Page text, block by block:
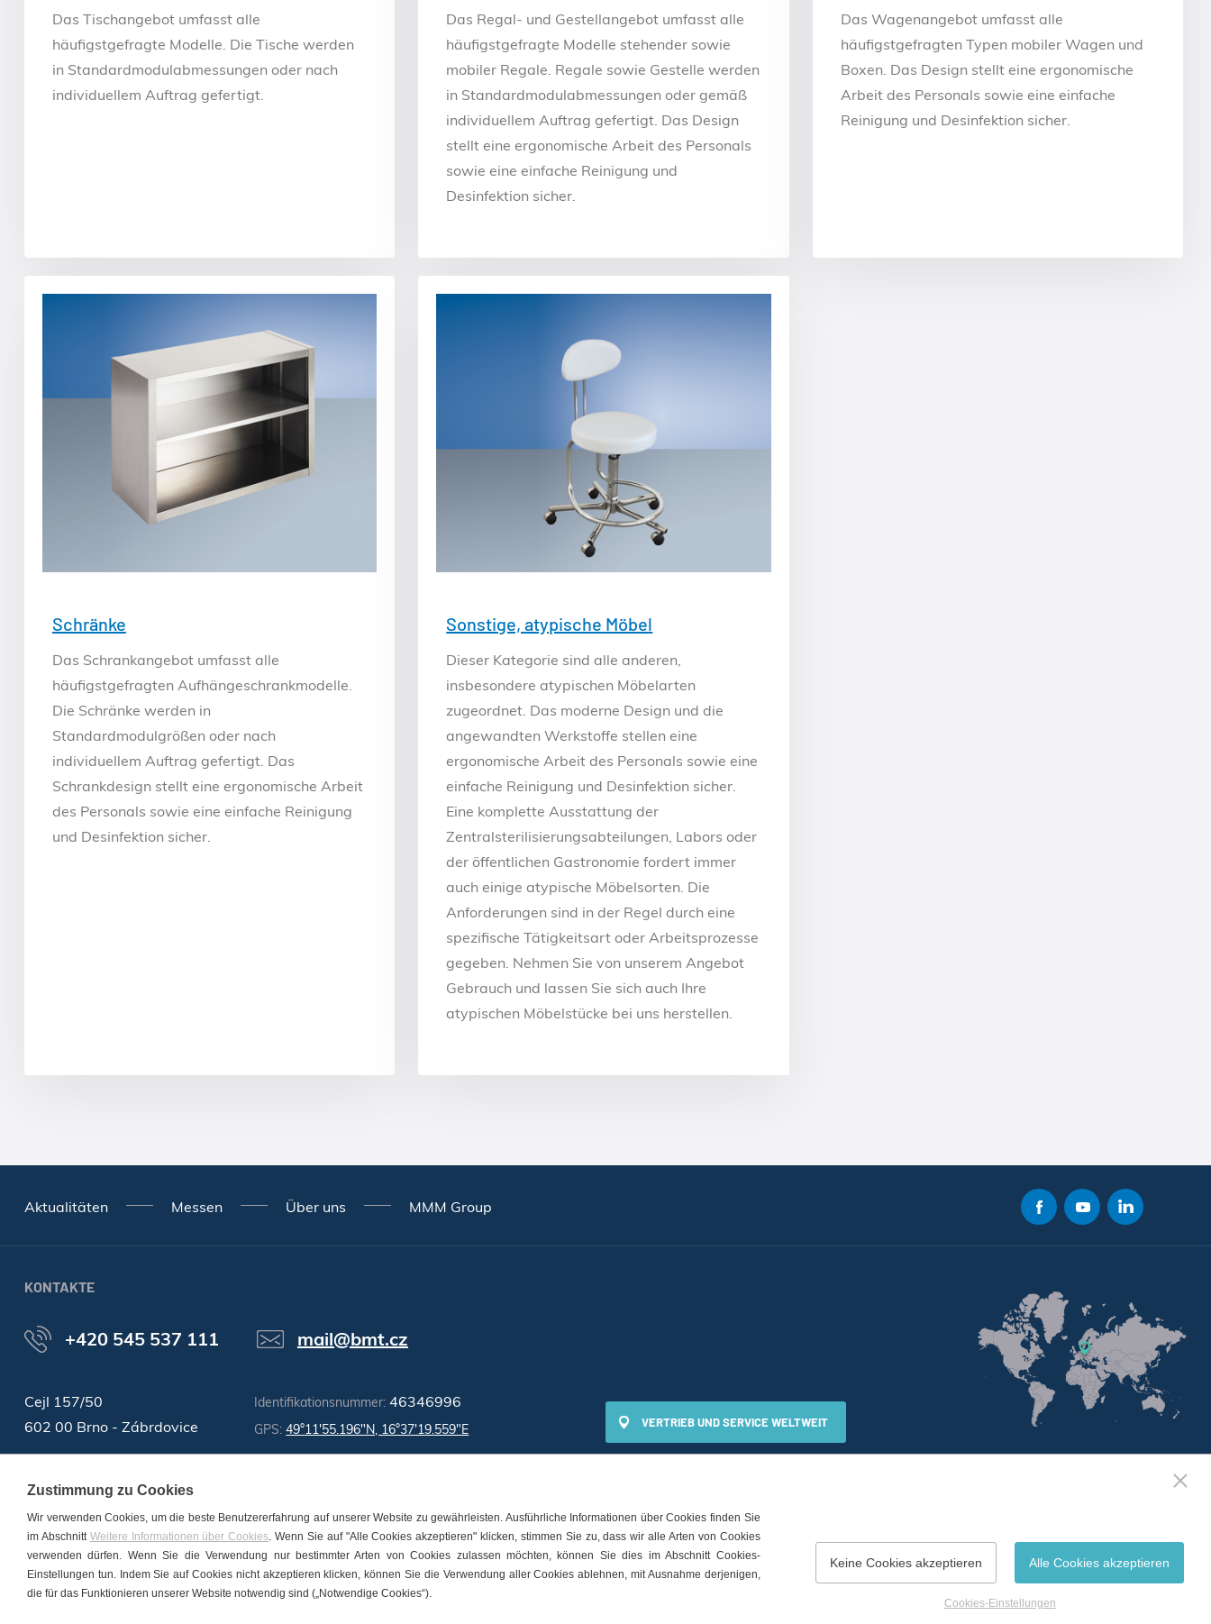
Das Tischangebot umfasst alle
häufigstgefragte Modelle. Die Tische werden
in Standardmodulabmessungen oder nach
individuellem Auftrag gefertigt.
Das Regal- und Gestellangebot umfasst alle
häufigstgefragte Modelle stehender sowie
mobiler Regale. Regale sowie Gestelle werden
in Standardmodulabmessungen oder gemäß
individuellem Auftrag gefertigt. Das Design
stellt eine ergonomische Arbeit des Personals
sowie eine einfache Reinigung und
Desinfektion sicher.
Das Wagenangebot umfasst alle
häufigstgefragten Typen mobiler Wagen und
Boxen. Das Design stellt eine ergonomische
Arbeit des Personals sowie eine einfache
Reinigung und Desinfektion sicher.
Schränke
Das Schrankangebot umfasst alle
häufigstgefragten Aufhängeschrankmodelle.
Die Schränke werden in
Standardmodulgrößen oder nach
individuellem Auftrag gefertigt. Das
Schrankdesign stellt eine ergonomische Arbeit
des Personals sowie eine einfache Reinigung
und Desinfektion sicher.
Sonstige, atypische Möbel
Dieser Kategorie sind alle anderen,
insbesondere atypischen Möbelarten
zugeordnet. Das moderne Design und die
angewandten Werkstoffe stellen eine
ergonomische Arbeit des Personals sowie eine
einfache Reinigung und Desinfektion sicher.
Eine komplette Ausstattung der
Zentralsterilisierungsabteilungen, Labors oder
der öffentlichen Gastronomie fordert immer
auch einige atypische Möbelsorten. Die
Anforderungen sind in der Regel durch eine
spezifische Tätigkeitsart oder Arbeitsprozesse
gegeben. Nehmen Sie von unserem Angebot
Gebrauch und lassen Sie sich auch Ihre
atypischen Möbelstücke bei uns herstellen.
Aktualitäten Messen Über uns MMM Group
KONTAKTE
+420 545 537 111 mail@bmt.cz
Cejl 157/50
602 00 Brno - Zábrdovice
Identifikationsnummer: 46346996
GPS: 49°11'55.196"N, 16°37'19.559"E VERTRIEB UND SERVICE WELTWEIT
© 2026 BMT Medical Technology s.r.o. Alle Rechte vorbehalten. |Cookies-Einstellungen
Zustimmung zu Cookies
Wir verwenden Cookies, um die beste Benutzererfahrung auf unserer Website zu gewährleisten. Ausführliche Informationen über Cookies finden Sie
im Abschnitt Weitere Informationen über Cookies. Wenn Sie auf "Alle Cookies akzeptieren" klicken, stimmen Sie zu, dass wir alle Arten von Cookies
verwenden dürfen. Wenn Sie die Verwendung nur bestimmter Arten von Cookies zulassen möchten, können Sie dies im Abschnitt Cookies-
Einstellungen tun. Indem Sie auf Cookies nicht akzeptieren klicken, können Sie die Verwendung aller Cookies ablehnen, mit Ausnahme derjenigen,
die für das Funktionieren unserer Website notwendig sind („Notwendige Cookies“).
Alle Cookies akzeptieren
Keine Cookies akzeptieren
Cookies-Einstellungen